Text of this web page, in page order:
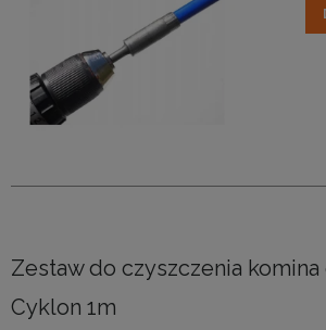
Zestaw do czyszczenia komina
Cyklon 1m